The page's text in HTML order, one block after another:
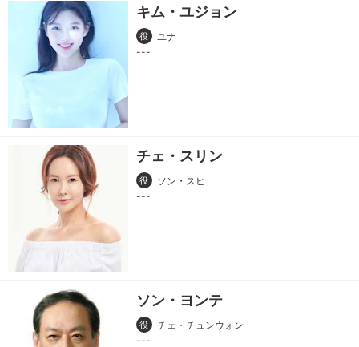
キム・ユジョン
役 ユナ
チェ・スリン
役 ソン・スヒ
ソン・ヨンテ
役 チェ・チュンウォン